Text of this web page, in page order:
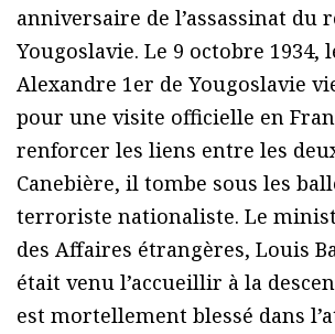
anniversaire de l’assassinat du
Yougoslavie. Le 9 octobre 1934,
Alexandre 1er de Yougoslavie
pour une visite officielle en
renforcer les liens entre les
Canebière, il tombe sous les
terroriste nationaliste. Le
des Affaires étrangères, Louis
était venu l’accueillir à la
est mortellement blessé dans